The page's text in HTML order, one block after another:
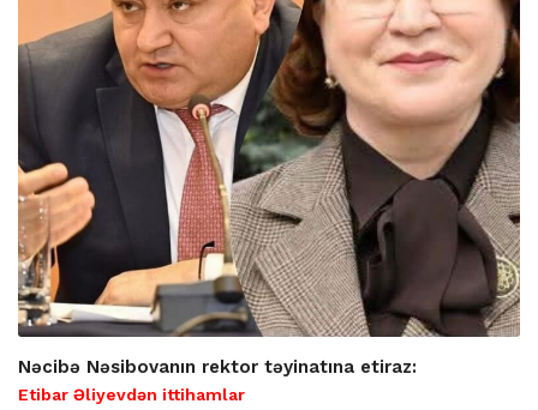
Nəcibə Nəsibovanın rektor təyinatına etiraz:
Etibar Əliyevdən ittihamlar